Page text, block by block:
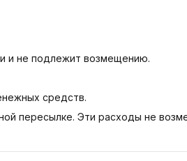
и не подлежит возмещению.
средств.
пересылке. Эти расходы не